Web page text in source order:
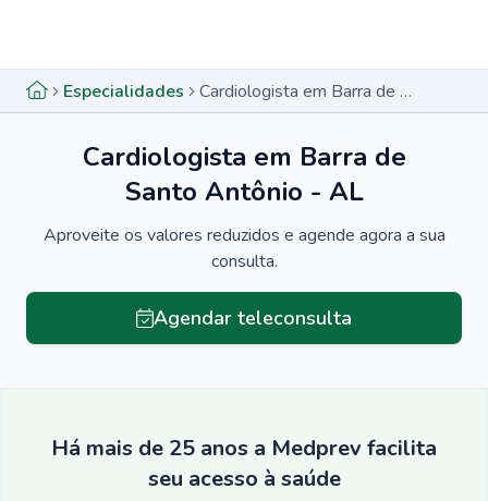
Especialidades Cardiologista em Barra de Santo Antônio - AL
Cardiologista em Barra de
Santo Antônio - AL
Aproveite os valores reduzidos e agende agora a sua
consulta.
Agendar teleconsulta
Há mais de 25 anos a Medprev facilita
seu acesso à saúde